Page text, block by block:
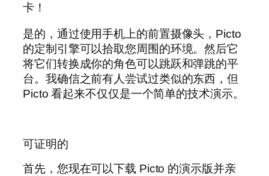
卡！
是的，通过使用手机上的前置摄像头，Picto
的定制引擎可以拾取您周围的环境。然后它
将它们转换成你的角色可以跳跃和弹跳的平
台。我确信之前有人尝试过类似的东西，但
Picto 看起来不仅仅是一个简单的技术演示。
可证明的
首先，您现在可以下载 Picto 的演示版并亲